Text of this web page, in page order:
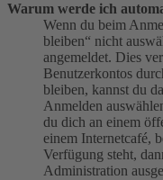
Warum werde ich
Wenn du beim
bleiben“ nicht
angemeldet. Dies
Benutzerkontos
bleiben, kannst du
Anmelden
du dich an einem
einem Internetcafé,
Verfügung steht,
Administration